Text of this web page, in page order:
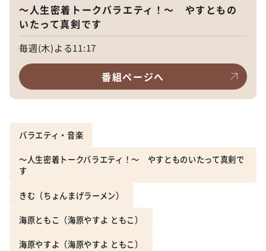
～人生密着トークバラエティ！～ やすともの
いたって真剣です
毎週(木)よる11:17
番組ページへ
バラエティ・音楽
～人生密着トークバラエティ！～ やすとものいたって真剣で
す
きむ（ちょんまげラーメン）
海原ともこ（海原やすよ ともこ）
海原やすよ（海原やすよ ともこ）